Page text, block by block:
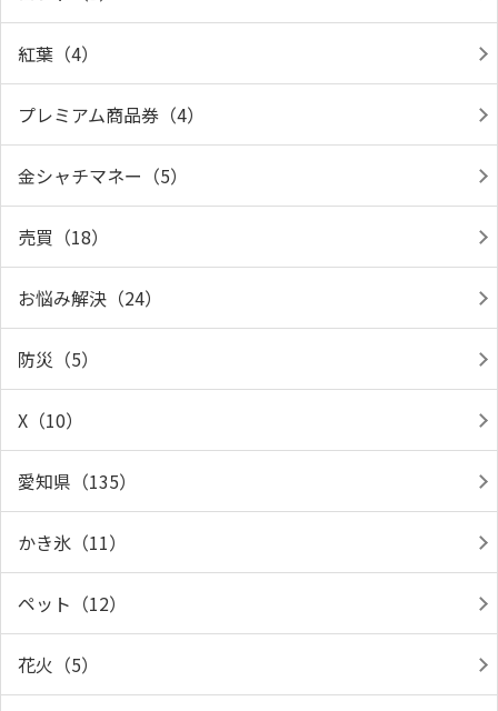
紅葉（4）
プレミアム商品券（4）
金シャチマネー（5）
売買（18）
お悩み解決（24）
防災（5）
X（10）
愛知県（135）
かき氷（11）
ペット（12）
花火（5）